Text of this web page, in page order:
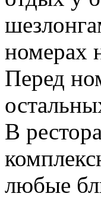
номерах
Перед
В
любые